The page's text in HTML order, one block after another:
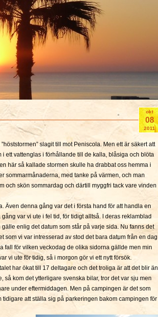
okt
08
2011
slagit till mot Peniscola. Men ett är säkert att
i ett vattenglas i förhållande till de kalla, blåsiga och blöta
här så kallade stormen skulle ha drabbat oss hemma i
sommarmånaderna, med tanke på värmen, och man
och skön sommardag och därtill myggfri tack vare vinden
Även denna gång var det i första hand för att handla en
var vi ute i fel tid, för tidigt alltså. I deras reklamblad
enlig det datum som står på varje sida. Nu fanns det
som vi var intresserad av stod det bara datum från en dag
fall för vilken veckodag de olika sidorna gällde men min
vi ute för tidig, så i morgon gör vi ett nytt försök.
har ökat till 17 deltagare och det troliga är att det blir än
så kom det ytterligare svenska bilar, tror det var sju men
under eftermiddagen. Men på campingen är det som
att ställa sig på parkeringen bakom campingen för